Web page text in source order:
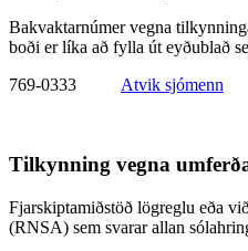
Bakvaktarnúmer vegna
boði er líka að fylla út eyðublað
769-0333
Atvik sjómenn
Tilkynning vegna
Fjarskiptamiðstöð lögreglu eða
(RNSA) sem svarar allan